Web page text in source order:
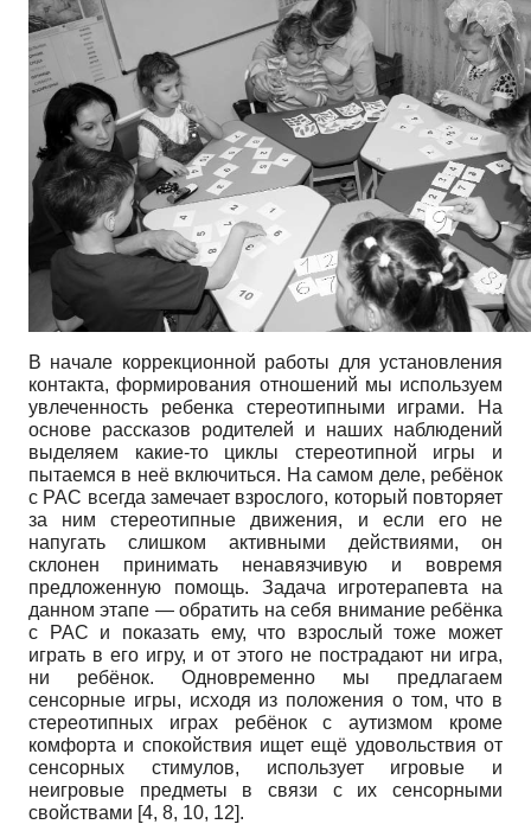
В начале коррекционной работы для установления
контакта, формирования отношений мы используем
увлеченность ребенка стереотипными играми. На
основе рассказов родителей и наших наблюдений
выделяем какие-то циклы стереотипной игры и
пытаемся в неё включиться. На самом деле, ребёнок
с РАС всегда замечает взрослого, который повторяет
за ним стереотипные движения, и если его не
напугать слишком активными действиями, он
склонен принимать ненавязчивую и вовремя
предложенную помощь. Задача игротерапевта на
данном этапе — обратить на себя внимание ребёнка
с РАС и показать ему, что взрослый тоже может
играть в его игру, и от этого не пострадают ни игра,
ни ребёнок. Одновременно мы предлагаем
сенсорные игры, исходя из положения о том, что в
стереотипных играх ребёнок с аутизмом кроме
комфорта и спокойствия ищет ещё удовольствия от
сенсорных стимулов, использует игровые и
неигровые предметы в связи с их сенсорными
свойствами [4, 8, 10, 12].